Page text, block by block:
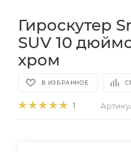
Гироскутер
SUV 10
хром
В ИЗБРАННОЕ
1